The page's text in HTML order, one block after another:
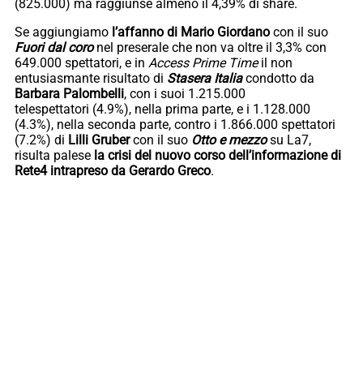
(825.000) ma raggiunse almeno il 4,39% di share.
Se aggiungiamo l’affanno di Mario Giordano con il suo
Fuori dal coronel preserale che non va oltre il 3,3% con
649.000 spettatori, e in Access Prime Timeil non
entusiasmante risultato di Stasera Italiacondotto da
Barbara Palombelli, con i suoi 1.215.000
telespettatori (4.9%), nella prima parte, e i 1.128.000
(4.3%), nella seconda parte, contro i 1.866.000 spettatori
(7.2%) di Lilli Grubercon il suo Otto e mezzosu La7,
risulta palese la crisi del nuovo corso dell’informazione di
Rete4 intrapreso da Gerardo Greco.